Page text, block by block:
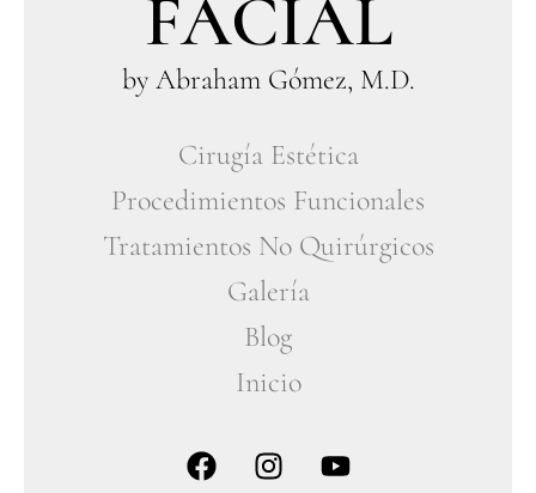
FACIAL
by Abraham Gómez, M.D.
Cirugía Estética
Procedimientos Funcionales
Tratamientos No Quirúrgicos
Galería
Blog
Inicio